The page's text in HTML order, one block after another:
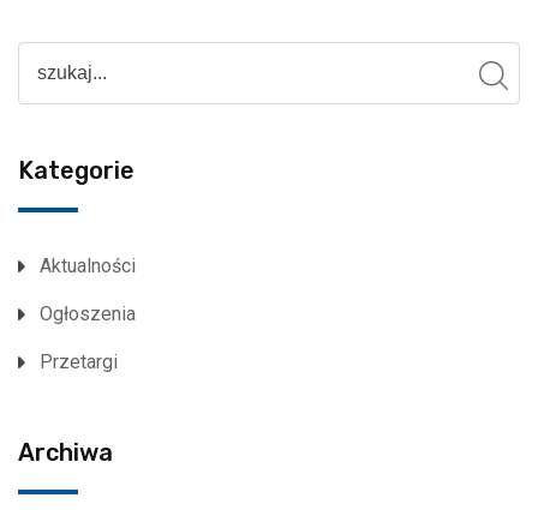
Kategorie
Aktualności
Ogłoszenia
Przetargi
Archiwa